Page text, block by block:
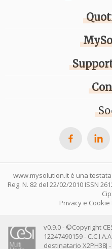
www.mysolution.it è una
Reg. N. 82 del 22/02/2010 ISSN
Privacy e Cookie
v0.9.0 - ©Copyright
12247490159 -
destinatario X2PH38J -